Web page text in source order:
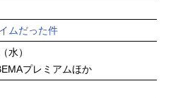
ムだった件
水）
プレミアムほか